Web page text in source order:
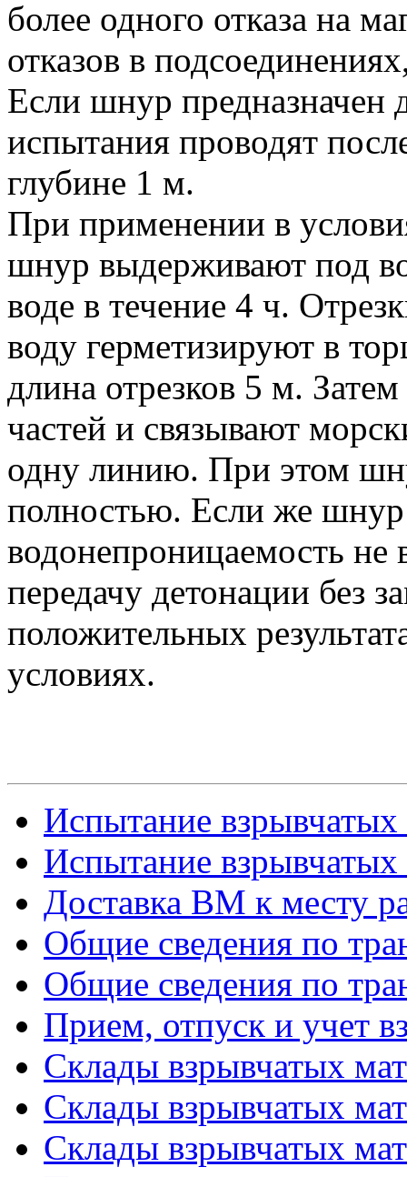
более одного отказа на
отказов в
Если шнур предназначен
испытания проводят
глубине 1 м.
При применении в
шнур выдерживают под
воде в течение 4 ч.
воду герметизируют в
длина отрезков 5 м.
частей и связывают
одну линию. При этом
полностью. Если же
водонепроницаемость
передачу детонации без
положительных
условиях.
Испытание взрывчатых
Испытание взрывчатых
Доставка ВМ к месту
Общие сведения по
Общие сведения по
Прием, отпуск и учет
Склады взрывчатых
Склады взрывчатых
Склады взрывчатых